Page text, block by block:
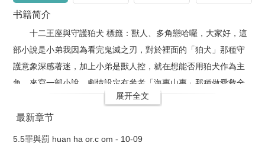
书籍简介
十二王座與守護狛犬 標籤：獸人、多角戀哈囉，大家好，這
部小說是小弟我因為看完鬼滅之刃，對於裡面的「狛犬」那種守
護意象深感著迷，加上小弟是獸人控，就在想能否用狛犬作為主
角，來寫一部小說。劇情設定有參考「海專山專」那種做愛救全
世界的核心，讓多角戀、多角性愛成為具有史詩色彩的故事。以
下幾點注意事項1.雖然有Ｈ段落，但整部作品還是以冒險為主要
展开全文
最新章节
5.5罪與罰 huan ha or.c om - 10-09